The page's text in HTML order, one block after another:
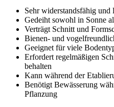
Sehr widerstandsfähig
Gedeiht sowohl in Sonne
Verträgt Schnitt und
Bienen- und
Geeignet für viele
Erfordert regelmäßigen
behalten
Kann während der
Benötigt Bewässerung
Pflanzung